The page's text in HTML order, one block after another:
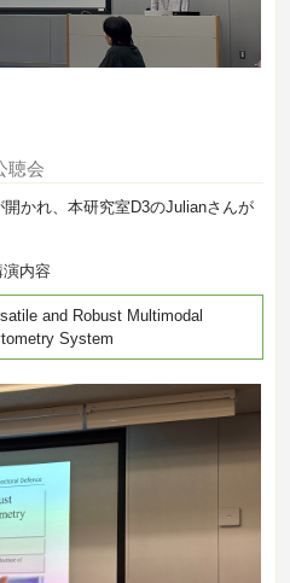
聴会
かれ、本研究室D3のJulianさんが
演内容
and Robust Multimodal
System